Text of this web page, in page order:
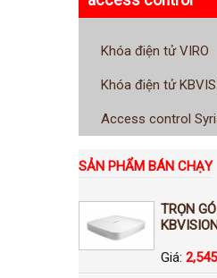
Khóa điện tử VIRO
Khóa điện tử
Access control
SẢN PHẨM BÁN CHẠY
TRỌN
Giá: